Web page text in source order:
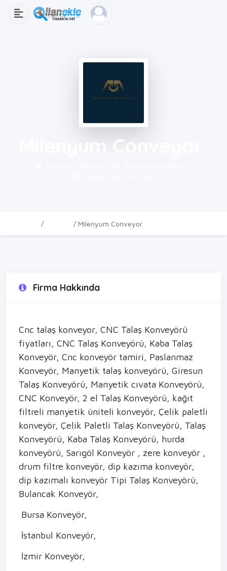
Milenyum Conveyor
Milenyum Conveyor
Firma Hakkında
Cnc talaş konveyor, CNC Talaş Konveyörü
fiyatları, CNC Talaş Konveyörü, Kaba Talaş
Konveyör, Cnc konveyör tamiri, Paslanmaz
Konveyör, Manyetik talaş konveyörü, Giresun
Talaş Konveyörü, Manyetik cıvata Konveyörü,
CNC Konveyör, 2 el Talaş Konveyörü, kağıt
filtreli manyetik üniteli konveyör, Çelik paletli
konveyör, Çelik Paletli Talaş Konveyörü, Talaş
Konveyörü, Kaba Talaş Konveyörü, hurda
konveyörü, Sarıgöl Konveyör , zere konveyör ,
drum filtre konveyör, dip kazıma konveyör,
dip kazımalı konveyör Tipi Talaş Konveyörü,
Bulancak Konveyör,
Bursa Konveyör,
İstanbul Konveyör,
İzmir Konveyör,